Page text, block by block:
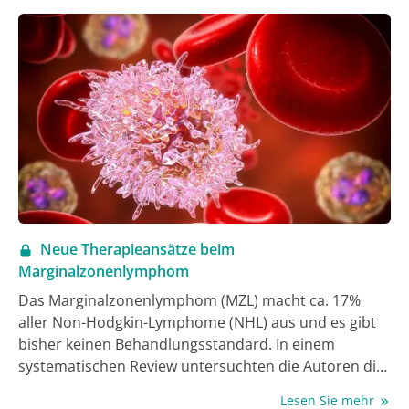
individualisierte Strategien, die dazu beitragen, dass
die Lebensqualität und die Prognose entscheidend
verbessert werden konnten. Dieser Beitrag stellt die
Behandlungsprinzipien der ersten, zweiten und
dritten Linie und die Therapieziele beim
metastasierten kolorektalen Karzinom (mCRC) vor.
Neue Therapieansätze beim
Marginalzonenlymphom
Das Marginalzonenlymphom (MZL) macht ca. 17%
aller Non-Hodgkin-Lymphome (NHL) aus und es gibt
bisher keinen Behandlungsstandard. In einem
systematischen Review untersuchten die Autoren die
Lesen Sie mehr